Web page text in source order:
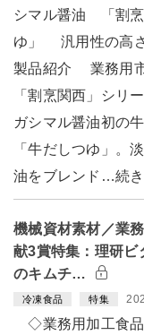
シマル醤油 「割
ゆ」 汎用性の
製品紹介 業務用
「割烹関西」シリ
ガシマル醤油初の
「牛だしつゆ」。
油をブレンド…続
機械資材素材／業
献3賞特集：理研
のキムチ…
冷凍食品 特集
◇業務用加工食